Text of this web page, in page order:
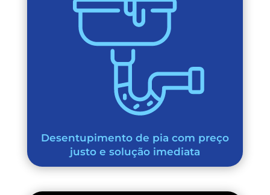
Desentupimento de pia com preço
justo e solução imediata